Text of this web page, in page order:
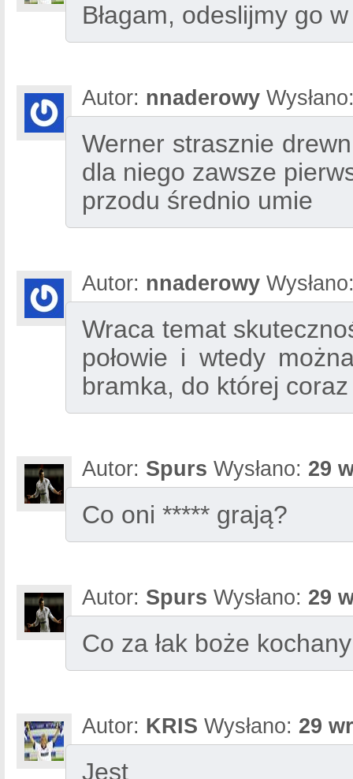
Błagam, odeslijmy go
Autor: nnaderowy
Werner strasznie
dla niego zawsze
przodu średnio umie
Autor: nnaderowy
Wraca temat
połowie i wtedy
bramka, do której
Autor: Spurs Wysłano: 29
Co oni ***** grają?
Autor: Spurs Wysłano: 29
Co za łak boże kochany
Autor: KRIS Wysłano: 29
Jest